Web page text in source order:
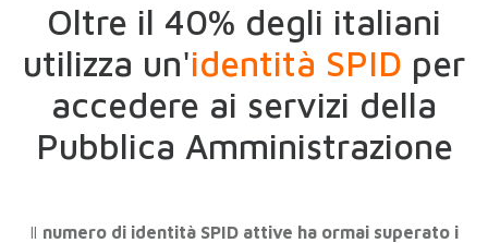
Oltre il 40% degli italiani
utilizza un'identità SPID per
accedere ai servizi della
Pubblica Amministrazione
Il numero di identità SPID attive ha ormai superato i